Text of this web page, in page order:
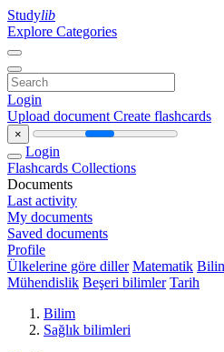
Studylib
Explore Categories
Login
Upload document Create flashcards
×
Login
Flashcards Collections
Documents
Last activity
My documents
Saved documents
Profile
Ülkelerine göre diller Matematik
Mühendislik Beşeri bilimler Tarih
Bilim
Sağlık bilimleri